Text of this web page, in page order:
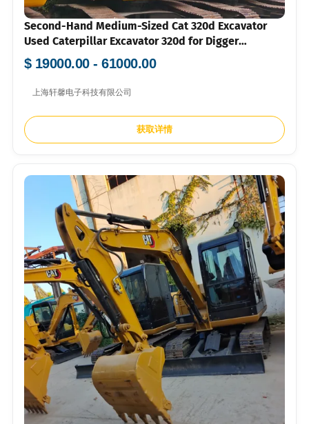
Second-Hand Medium-Sized Cat 320d Excavator
Used Caterpillar Excavator 320d for Digger
Caterpillar Cat315D 320c 320d2 320gc 320gx 323D
Hot Sale
$ 19000.00 - 61000.00
上海轩馨电子科技有限公司
获取详情